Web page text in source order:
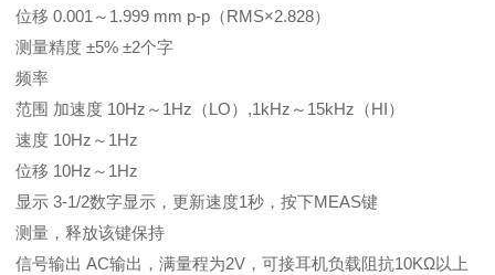
位移 0.001～1.999 mm p-p（RMS×2.828）
测量精度 ±5% ±2个字
频率
范围 加速度 10Hz～1Hz（LO）,1kHz～15kHz（HI）
速度 10Hz～1Hz
位移 10Hz～1Hz
显示 3-1/2数字显示，更新速度1秒，按下MEAS键
测量，释放该键保持
信号输出 AC输出，满量程为2V，可接耳机负载阻抗10KΩ以上